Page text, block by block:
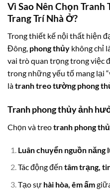
Vì Sao Nên Chọn Tranh
Trang Trí Nhà Ở?
Trong thiết kế nội thất hiện
Đông, phong thủy không chỉ
vai trò quan trọng trong việc
trong những yếu tố mang lại
làtranh treo tường phong
Tranh phong thủy ảnh
Chọn và treotranh phong
Luân chuyển nguồn
Tác động đến tâm trạng,
Tạo sự hài hòa, êm ấm